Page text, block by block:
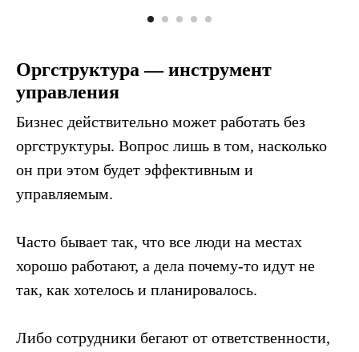
Оргструктура — инструмент
управления
Бизнес действительно может работать без
оргструктуры. Вопрос лишь в том, насколько
он при этом будет эффективным и
управляемым.
Часто бывает так, что все люди на местах
хорошо работают, а дела почему-то идут не
так, как хотелось и планировалось.
Либо сотрудники бегают от ответственности,